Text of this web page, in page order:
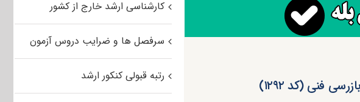
فنی (کد ۱۲۹۲)
کارشناسی ارشد خارج از کشور
سرفصل ها و ضرایب دروس آزمون
رتبه قبولی کنکور ارشد